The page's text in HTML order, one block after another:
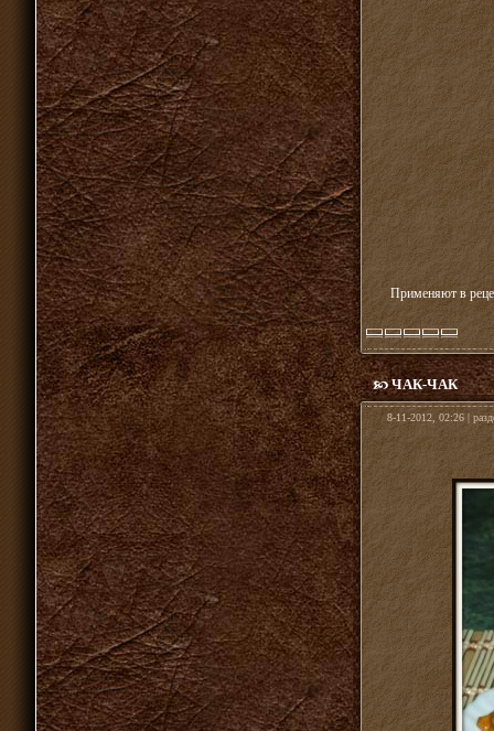
Применяют в
ЧАК-ЧАК
8-11-2012, 02:26 |